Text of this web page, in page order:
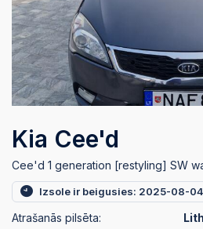
Kia Cee'd
Cee'd 1 generation [restyling] SW
Izsole ir beigusies: 2025-08-
Atrašanās pilsēta: